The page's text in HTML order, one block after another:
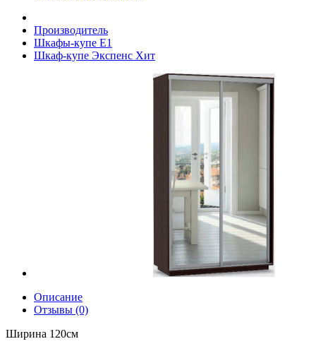
Производитель
Шкафы-купе Е1
Шкаф-купе Экспенс Хит
Описание
Отзывы (0)
Ширина 120см